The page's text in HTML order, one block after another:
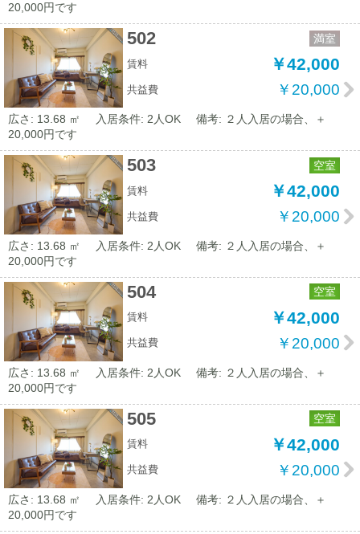
20,000円です
502 満室
賃料 ￥42,000
共益費 ￥20,000
広さ: 13.68 ㎡ 入居条件: 2人OK
備考: ２人入居の場合、＋
20,000円です
503 空室
賃料 ￥42,000
共益費 ￥20,000
広さ: 13.68 ㎡ 入居条件: 2人OK
備考: ２人入居の場合、＋
20,000円です
504 空室
賃料 ￥42,000
共益費 ￥20,000
広さ: 13.68 ㎡ 入居条件: 2人OK
備考: ２人入居の場合、＋
20,000円です
505 空室
賃料 ￥42,000
共益費 ￥20,000
広さ: 13.68 ㎡ 入居条件: 2人OK
備考: ２人入居の場合、＋
20,000円です